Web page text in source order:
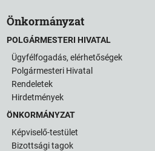
Önkormányzat
POLGÁRMESTERI HIVATAL
Ügyfélfogadás, elérhetőségek
Polgármesteri Hivatal
Rendeletek
Hirdetmények
ÖNKORMÁNYZAT
Képviselő-testület
Bizottsági tagok